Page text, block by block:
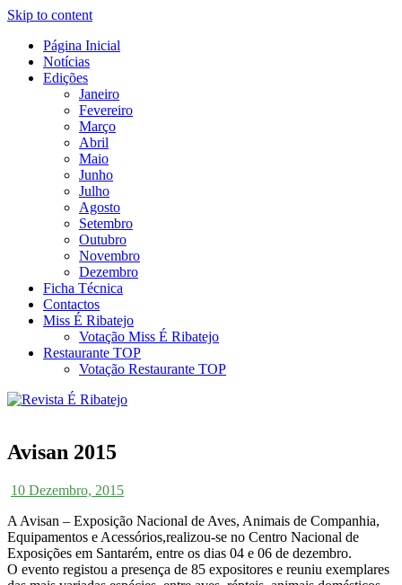
Skip to content
É Ribatejo – Revista Social
Online
Revista Social Online
Página Inicial
Notícias
Edições
Janeiro
Fevereiro
Março
Abril
Maio
Junho
Julho
Agosto
Setembro
Outubro
Novembro
Dezembro
Ficha Técnica
Contactos
Miss É Ribatejo
Votação Miss É Ribatejo
Restaurante TOP
Votação Restaurante TOP
Avisan 2015
10 Dezembro, 2015
A Avisan – Exposição Nacional de Aves, Animais de Companhia,
Equipamentos e Acessórios,realizou-se no Centro Nacional de
Exposições em Santarém, entre os dias 04 e 06 de dezembro.
O evento registou a presença de 85 expositores e reuniu exemplares